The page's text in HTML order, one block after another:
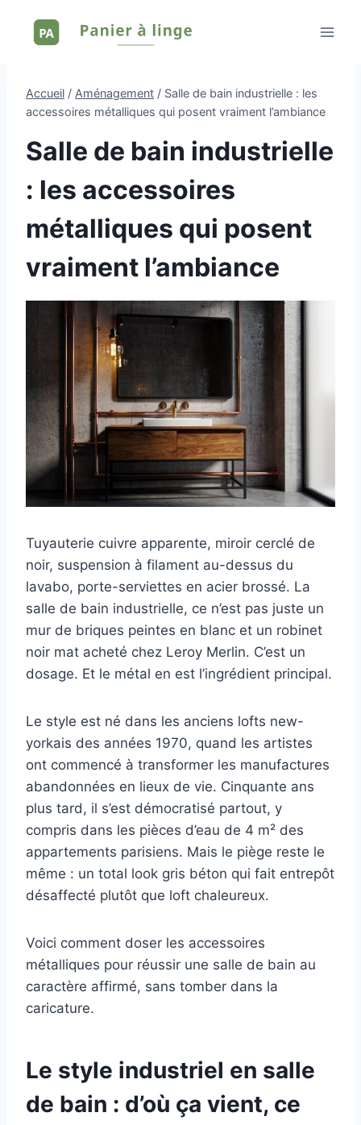
Accueil / Aménagement / Salle de bain industrielle : les
accessoires métalliques qui posent vraiment l’ambiance
Salle de bain industrielle
: les accessoires
métalliques qui posent
vraiment l’ambiance
Tuyauterie cuivre apparente, miroir cerclé de
noir, suspension à filament au-dessus du
lavabo, porte-serviettes en acier brossé. La
salle de bain industrielle, ce n’est pas juste un
mur de briques peintes en blanc et un robinet
noir mat acheté chez Leroy Merlin. C’est un
dosage. Et le métal en est l’ingrédient principal.
Le style est né dans les anciens lofts new-
yorkais des années 1970, quand les artistes
ont commencé à transformer les manufactures
abandonnées en lieux de vie. Cinquante ans
plus tard, il s’est démocratisé partout, y
compris dans les pièces d’eau de 4 m² des
appartements parisiens. Mais le piège reste le
même : un total look gris béton qui fait entrepôt
désaffecté plutôt que loft chaleureux.
Voici comment doser les accessoires
métalliques pour réussir une salle de bain au
caractère affirmé, sans tomber dans la
caricature.
Le style industriel en salle
de bain : d’où ça vient, ce